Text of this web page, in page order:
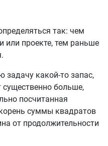
так: чем
или проекте, тем раньше
задачу какой-то запас,
существенно больше,
посчитанная
суммы квадратов
от продолжительности